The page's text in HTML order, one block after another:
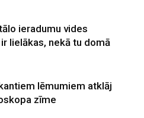
ieradumu vides
lielākas, nekā tu domā
lēmumiem atklāj
zīme